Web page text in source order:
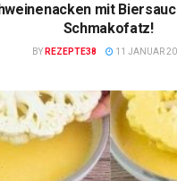
mit
Schmakofatz!
BY REZEPTE38 11 JANUAR